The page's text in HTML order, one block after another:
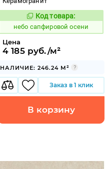
1119565
Код товара:
небо сапфировой осени
Цена
4 185 руб./м²
НАЛИЧИЕ: 246.24 М²
Заказ в 1 клик
В корзину